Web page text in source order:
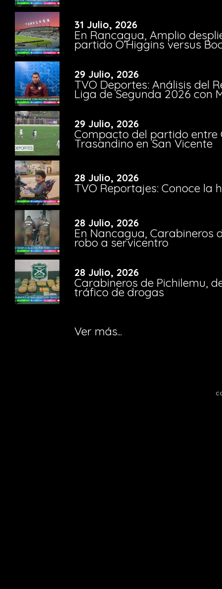
31 Julio, 2026
En Rancagua, Amplio
partido O’Higgins versus
29 Julio, 2026
TVO Deportes: Análisis del
Liga de Segunda 2026 con
29 Julio, 2026
Compacto del partido entre
Trasandino en San Vicente
28 Julio, 2026
TVO Reportajes: Conoce la
28 Julio, 2026
En Nancagua, Carabineros
robo a servicentro
28 Julio, 2026
Carabineros de Pichilemu,
tráfico de drogas
Ver más...